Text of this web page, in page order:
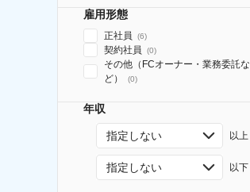
雇用形態
正社員 (6)
契約社員 (0)
その他（FCオーナー・業務委託な
ど）
(0)
年収
指定しない 以上
指定しない 以下